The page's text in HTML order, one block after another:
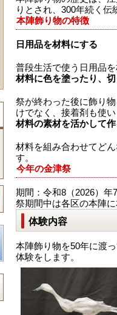
りとされ、300年続く伝
本陣飾り物の特徴
日用品を材料にする
普段生活で使う日用品を
材料に色を塗ったり、
祭が終わった後に飾り
けでなく、接着剤も使い
材料の素材を活かして作
材料を組み合わせてど
す。
今年の金津祭
期間：令和8（2026）年
祭期間中は各区の本陣
体験内容
本陣飾り物を50年に渡
体験をします。